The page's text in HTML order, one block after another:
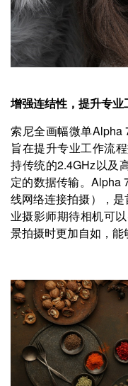
增强连结性，提升专业
索尼全画幅微单Alpha
旨在提升专业工作流
持传统的2.4GHz以及
定的数据传输。Alpha
线网络连接拍摄），
业摄影师期待相机可
景拍摄时更加自如，能